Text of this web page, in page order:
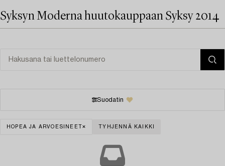
Syksyn Moderna huutokauppaan Syksy 2014
Suodatin
HOPEA JA ARVOESINEET TYHJENNÄ KAIKKI